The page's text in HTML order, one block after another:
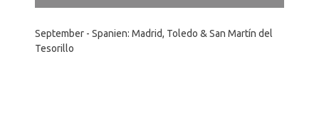
September - Spanien: Madrid, Toledo & San Martín del
Tesorillo